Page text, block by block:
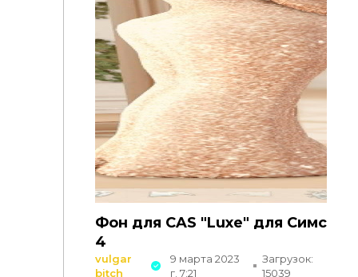
Фон для CAS "Luxe" для Симс
4
vulgar
bitch
9 марта 2023
г. 7:21
Загрузок:
15039